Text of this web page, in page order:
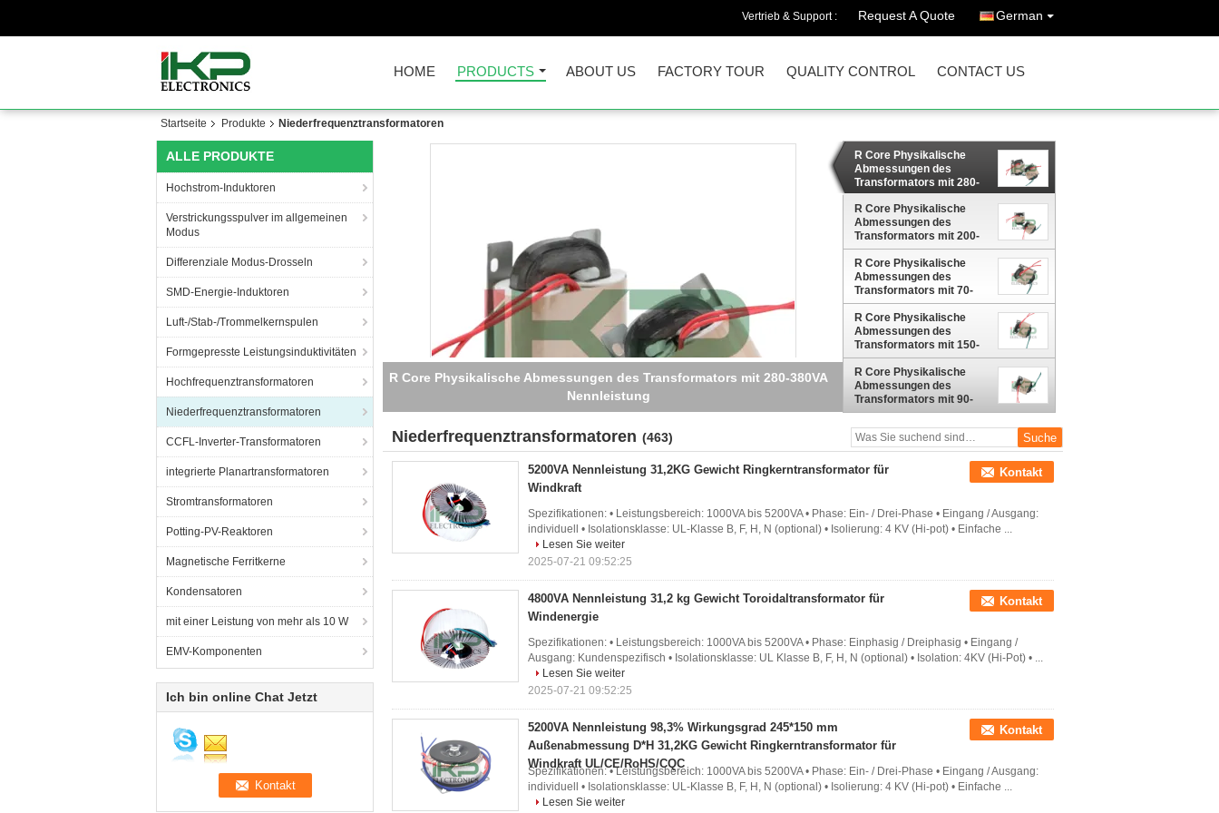
Vertrieb & Support : Request A Quote German
HOME PRODUCTS ABOUT US FACTORY TOUR QUALITY CONTROL CONTACT US
Startseite Produkte Niederfrequenztransformatoren
ALLE PRODUKTE
Hochstrom-Induktoren
Verstrickungsspulver im allgemeinen
Modus
Differenziale Modus-Drosseln
SMD-Energie-Induktoren
Luft-/Stab-/Trommelkernspulen
Formgepresste Leistungsinduktivitäten
Hochfrequenztransformatoren
Niederfrequenztransformatoren
CCFL-Inverter-Transformatoren
integrierte Planartransformatoren
Stromtransformatoren
Potting-PV-Reaktoren
Magnetische Ferritkerne
Kondensatoren
mit einer Leistung von mehr als 10 W
EMV-Komponenten
Ich bin online Chat Jetzt
R Core Physikalische Abmessungen des Transformators mit 280-380VA
Nennleistung
R Core Physikalische
Abmessungen des
Transformators mit 280-
380VA Nennleistung
R Core Physikalische
Abmessungen des
Transformators mit 200-
300VA Nennleistung
R Core Physikalische
Abmessungen des
Transformators mit 70-
100VA Nennleistung
R Core Physikalische
Abmessungen des
Transformators mit 150-
200VA Nennleistung
R Core Physikalische
Abmessungen des
Transformators mit 90-
130VA Nennleistung
Niederfrequenztransformatoren (463)
5200VA Nennleistung 31,2KG Gewicht Ringkerntransformator für
Windkraft
Kontakt
Spezifikationen: • Leistungsbereich: 1000VA bis 5200VA • Phase: Ein- / Drei-Phase • Eingang / Ausgang:
individuell • Isolationsklasse: UL-Klasse B, F, H, N (optional) • Isolierung: 4 KV (Hi-pot) • Einfache ...
Lesen Sie weiter
2025-07-21 09:52:25
4800VA Nennleistung 31,2 kg Gewicht Toroidaltransformator für
Windenergie
Kontakt
Spezifikationen: • Leistungsbereich: 1000VA bis 5200VA • Phase: Einphasig / Dreiphasig • Eingang /
Ausgang: Kundenspezifisch • Isolationsklasse: UL Klasse B, F, H, N (optional) • Isolation: 4KV (Hi-Pot) • ...
Lesen Sie weiter
2025-07-21 09:52:25
5200VA Nennleistung 98,3% Wirkungsgrad 245*150 mm
Außenabmessung D*H 31,2KG Gewicht Ringkerntransformator für
Windkraft UL/CE/RoHS/CQC
Kontakt
Spezifikationen: • Leistungsbereich: 1000VA bis 5200VA • Phase: Ein- / Drei-Phase • Eingang / Ausgang:
individuell • Isolationsklasse: UL-Klasse B, F, H, N (optional) • Isolierung: 4 KV (Hi-pot) • Einfache ...
Lesen Sie weiter